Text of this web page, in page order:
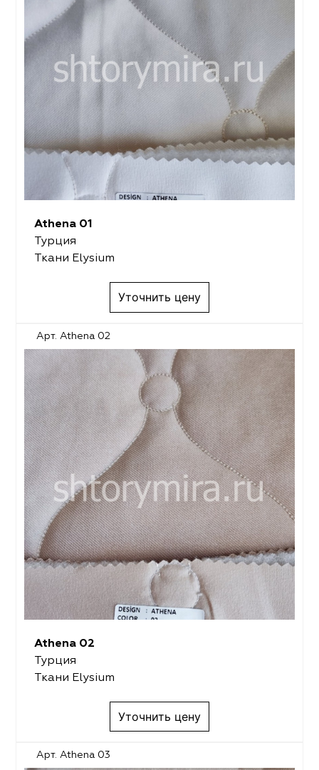
Athena 01
Турция
Ткани Elysium
Уточнить цену
Арт. Athena 02
Athena 02
Турция
Ткани Elysium
Уточнить цену
Арт. Athena 03